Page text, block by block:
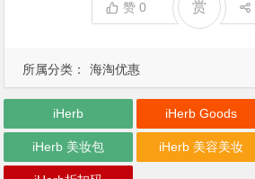
所属分类： 海淘优惠
赞0 赏
iHerb iHerb Goods
iHerb 美妆包 iHerb 美容美妆